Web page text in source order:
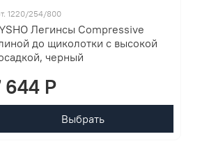
1220/254/800
Легинсы Compressive
до щиколотки с высокой
черный
644 P
Выбрать